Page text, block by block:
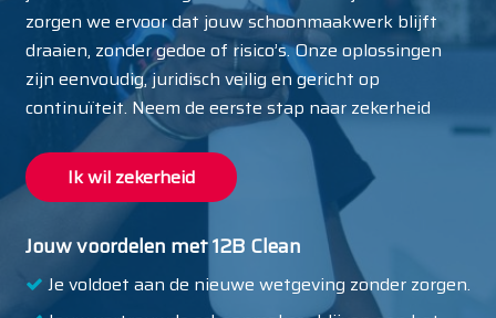
zorgen we ervoor dat jouw schoonmaakwerk blijft
draaien, zonder gedoe of risico’s. Onze oplossingen
zijn eenvoudig, juridisch veilig en gericht op
continuïteit. Neem de eerste stap naar zekerheid
Ik wil zekerheid
Jouw voordelen met 12B Clean
Je voldoet aan de nieuwe wetgeving zonder zorgen.